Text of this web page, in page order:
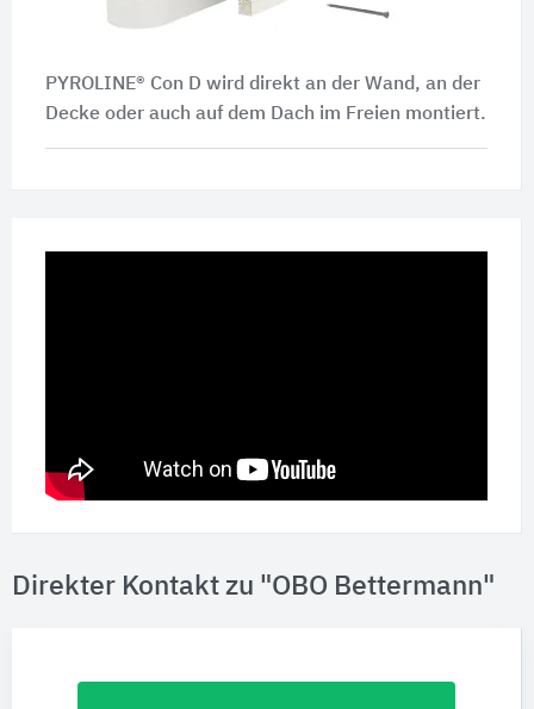
PYROLINE® Con D wird direkt an der Wand, an der
Decke oder auch auf dem Dach im Freien montiert.
Direkter Kontakt zu "OBO Bettermann"